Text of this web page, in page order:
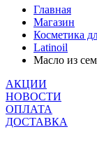
Главная
Магазин
Косметика
Latinoil
Масло из
АКЦИИ
НОВОСТИ
ОПЛАТА
ДОСТАВКА